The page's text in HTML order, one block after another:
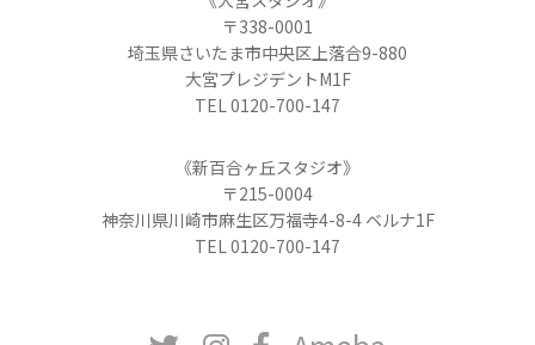
〒338-0001
埼玉県さいたま市中央区上落合9-880
大宮プレジデントM1F
TEL 0120-700-147
《新百合ヶ丘スタジオ》
〒215-0004
神奈川県川崎市麻生区万福寺4-8-4 ベルナ1F
TEL 0120-700-147